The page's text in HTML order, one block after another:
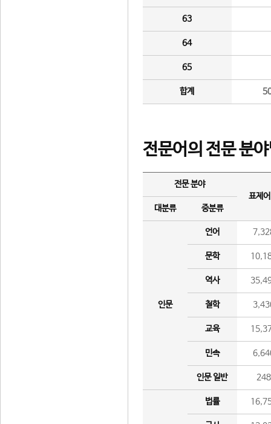
63
64
65
합계
전문어의 전문 분
전문 분야
표제
대분류
중분류
인문
언어
문학
역사
철학
교육
민속
인문 일반 248
법률